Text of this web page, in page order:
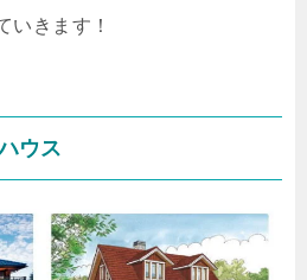
いきます！
ウス